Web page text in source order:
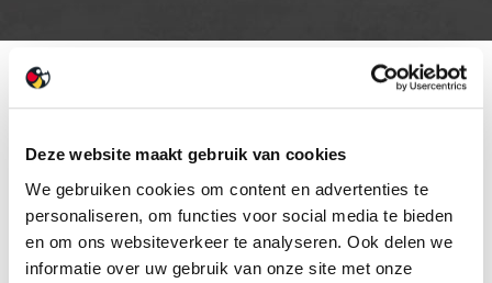
Deze website maakt gebruik van cookies
We gebruiken cookies om content en advertenties te
personaliseren, om functies voor social media te bieden
en om ons websiteverkeer te analyseren. Ook delen we
informatie over uw gebruik van onze site met onze